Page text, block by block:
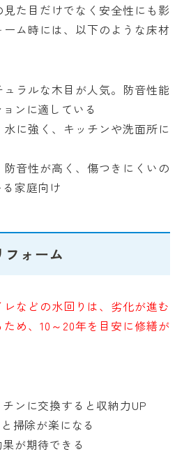
た目だけでなく安全性にも影
ム時には、以下のような床材
ュラルな木目が人気。防音性能
ンに適している
水に強く、キッチンや洗面所に
防音性が高く、傷つきにくいの
家庭向け
フォーム
などの水回りは、劣化が進む
め、10～20年を目安に修繕が
ンに交換すると収納力UP
掃除が楽になる
が期待できる